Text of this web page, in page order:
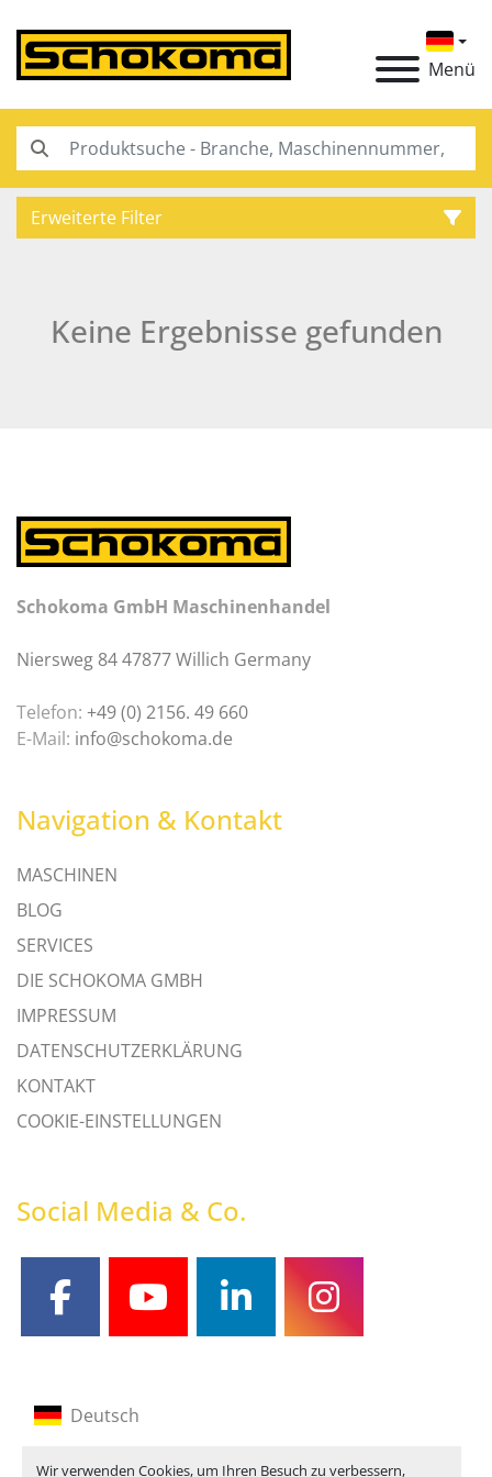
Wir verwenden Cookies, um Ihren Besuch zu verbessern,
Menü
Erweiterte Filter
Hersteller
Keine Ergebnisse gefunden
Schokoma GmbH Maschinenhandel
Niersweg 84 47877 Willich Germany
Telefon: +49 (0) 2156. 49 660
E-Mail: info@schokoma.de
Navigation & Kontakt
MASCHINEN
BLOG
SERVICES
DIE SCHOKOMA GMBH
IMPRESSUM
DATENSCHUTZERKLÄRUNG
KONTAKT
COOKIE-EINSTELLUNGEN
Social Media & Co.
facebookyoutubelinkedininstagram
Deutsch
Englisch